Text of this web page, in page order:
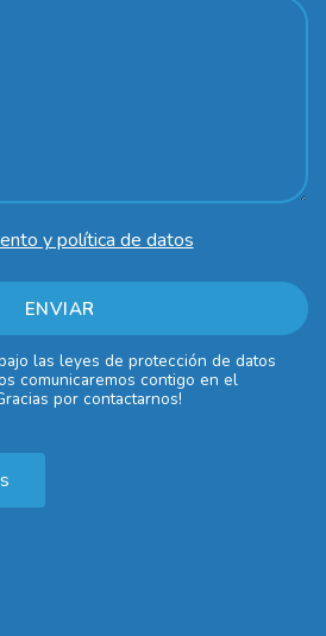
y política de datos
las leyes de protección de datos
comunicaremos contigo en el
por contactarnos!